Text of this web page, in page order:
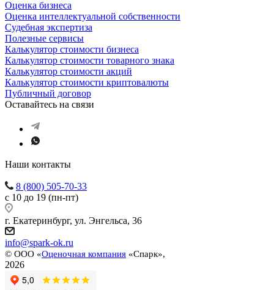
Оценка бизнеса
Оценка интеллектуальной собственности
Судебная экспертиза
Полезные сервисы
Калькулятор стоимости бизнеса
Калькулятор стоимости товарного знака
Калькулятор стоимости акций
Калькулятор стоимости криптовалюты
Публичный договор
Оставайтесь на связи
Наши контакты
8 (800) 505-70-33
с 10 до 19 (пн-пт)
г. Екатеринбург, ул. Энгельса, 36
info@spark-ok.ru
© ООО «Оценочная компания «Спарк»,
2026